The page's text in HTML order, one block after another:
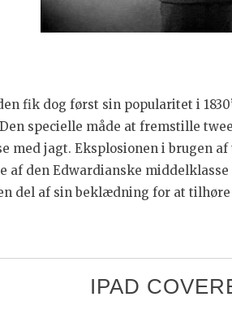
fik dog først sin popularitet i
specielle måde at fremstille
med jagt. Eksplosionen i brugen
af den Edwardianske
del af sin beklædning for at tilhøre
IPAD